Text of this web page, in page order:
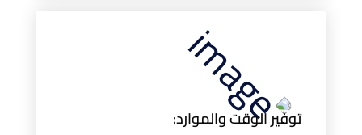
توفير الوقت والموارد: